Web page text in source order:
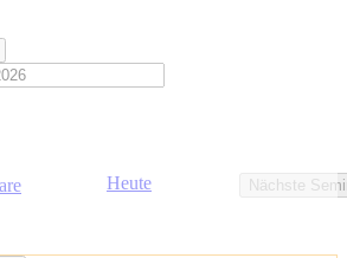
Heute Nächste